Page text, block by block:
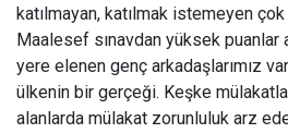
katılmayan, katılmak istemeyen çok
Maalesef sınavdan yüksek puanlar
yere elenen genç arkadaşlarımız
ülkenin bir gerçeği. Keşke
alanlarda mülakat zorunluluk arz